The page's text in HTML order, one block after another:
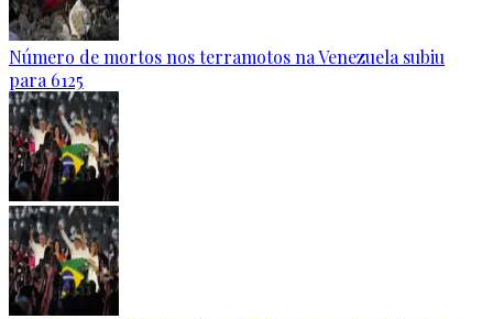
Número de mortos nos terramotos na Venezuela subiu
para 6125